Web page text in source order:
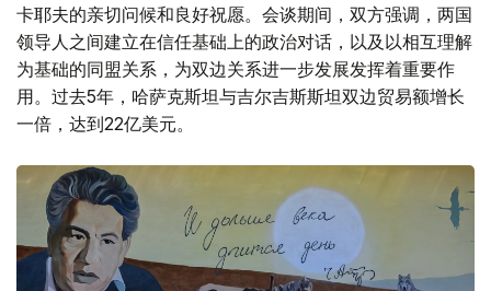
卡耶夫的亲切问候和良好祝愿。会谈期间，双方强调，两国
领导人之间建立在信任基础上的政治对话，以及以相互理解
为基础的同盟关系，为双边关系进一步发展发挥着重要作
用。过去5年，哈萨克斯坦与吉尔吉斯斯坦双边贸易额增长
一倍，达到22亿美元。